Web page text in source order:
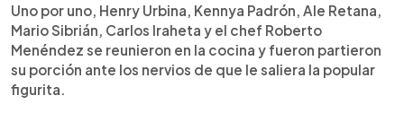
Uno por uno, Henry Urbina, Kennya Padrón, Ale Retana,
Mario Sibrián, Carlos Iraheta y el chef Roberto
Menéndez se reunieron en la cocina y fueron partieron
su porción ante los nervios de que le saliera la popular
figurita.